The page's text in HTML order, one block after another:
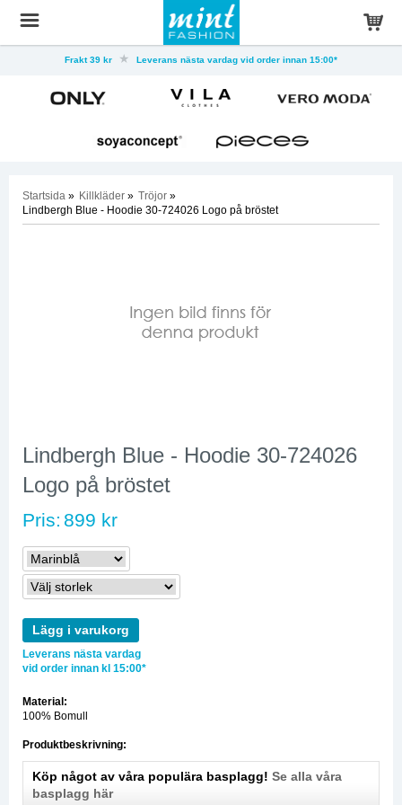
Frakt 39 kr Leverans nästa vardag vid order innan 15:00*
Startsida » Killkläder » Tröjor »
Lindbergh Blue - Hoodie 30-724026 Logo på bröstet
Lindbergh Blue - Hoodie 30-724026
Logo på bröstet
Pris: 899 kr
Lägg i varukorg
Leverans nästa vardag
vid order innan kl 15:00*
Material:
100% Bomull
Produktbeskrivning:
Köp något av våra populära basplagg! Se alla våra
basplagg här